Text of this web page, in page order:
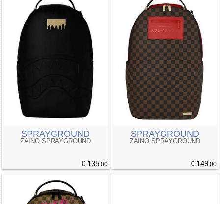
SPRAYGROUND
ZAINO SPRAYGROUND
€ 135.00
SPRAYGROUND
ZAINO SPRAYGROUND
€ 149 .00